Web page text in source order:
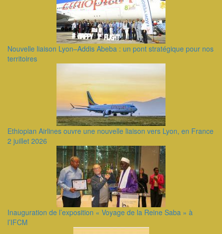
Nouvelle liaison Lyon–Addis Abeba : un pont stratégique pour nos
territoires
Ethiopian Airlines ouvre une nouvelle liaison vers Lyon, en France
2 juillet 2026
Inauguration de l’exposition « Voyage de la Reine Saba » à
l’IFCM